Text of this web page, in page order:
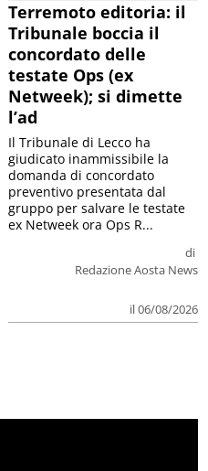
Terremoto editoria: il
Tribunale boccia il
concordato delle
testate Ops (ex
Netweek); si dimette
l’ad
di
Redazione Aosta News
il 06/08/2026
Il Tribunale di Lecco ha
giudicato inammissibile la
domanda di concordato
preventivo presentata dal
gruppo per salvare le testate
ex Netweek ora Ops R...